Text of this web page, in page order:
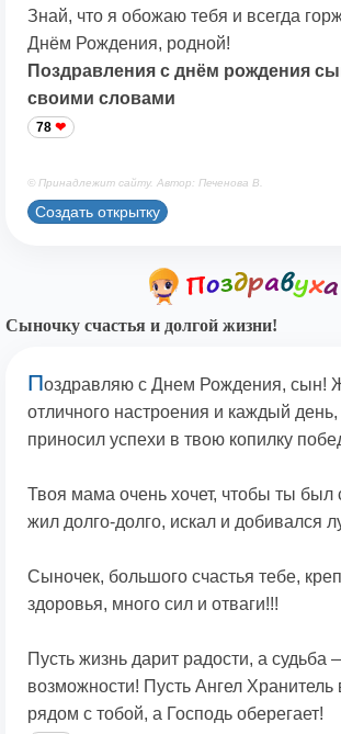
Знай, что я обожаю тебя и всегда
Днём Рождения, родной!
Поздравления с днём рождения
своими словами
78
© Принадлежит сайту. Автор: Печенова В.
Создать открытку
Сыночку счастья и долгой жизни!
Поздравляю с Днем Рождения, сын!
отличного настроения и каждый
приносил успехи в твою копилку
Твоя мама очень хочет, чтобы ты был
жил долго-долго, искал и добивался
Сыночек, большого счастья тебе,
здоровья, много сил и отваги!!!
Пусть жизнь дарит радости, а судьба
возможности! Пусть Ангел Хранитель
рядом с тобой, а Господь оберегает!